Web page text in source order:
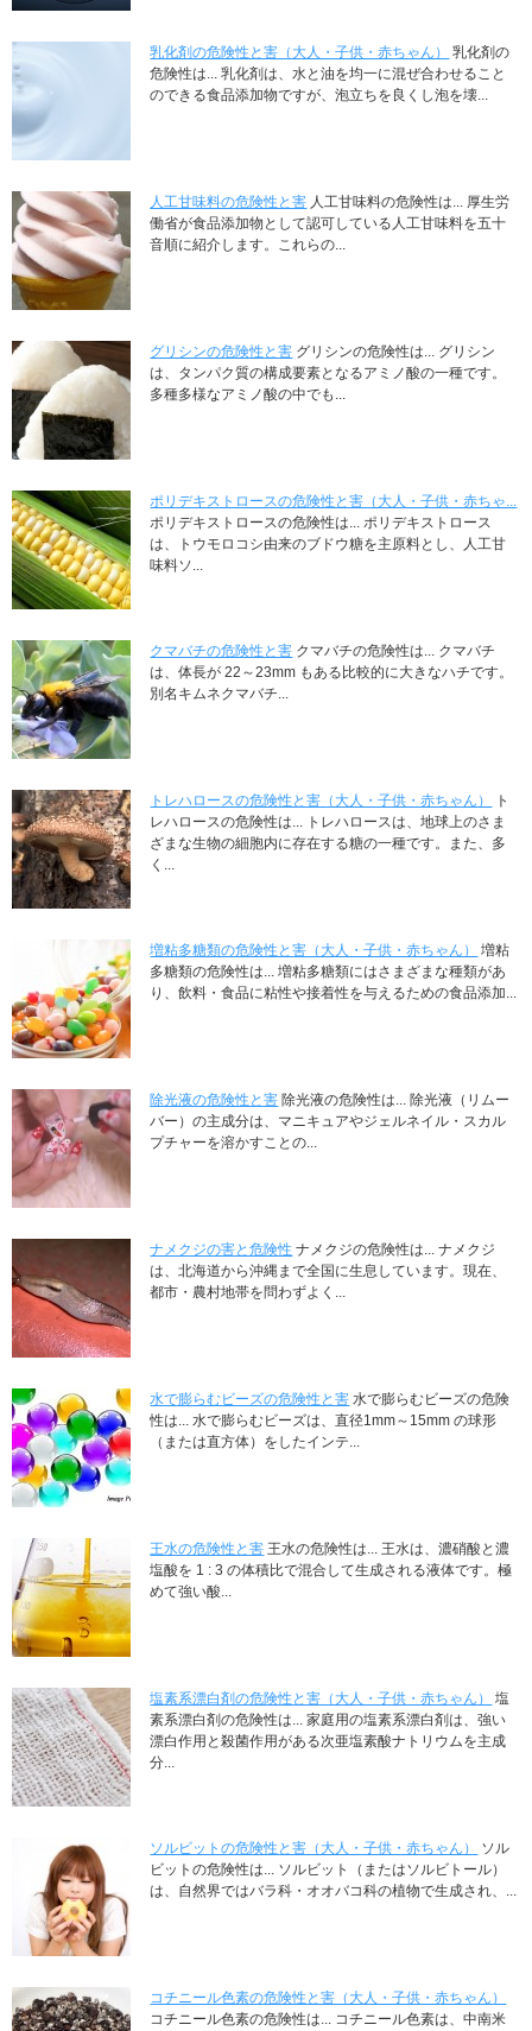
乳化剤の危険性と害（大人・子供・赤ちゃん）
乳化剤の
危険性は... 乳化剤は、水と油を均一に混ぜ合わせること
のできる食品添加物ですが、泡立ちを良くし泡を壊...
人工甘味料の危険性と害 人工甘味料の危険性は... 厚生労
働省が食品添加物として認可している人工甘味料を五十
音順に紹介します。これらの...
グリシンの危険性と害 グリシンの危険性は... グリシン
は、タンパク質の構成要素となるアミノ酸の一種です。
多種多様なアミノ酸の中でも...
ポリデキストロースの危険性と害（大人・子供・赤ちゃ...
ポリデキストロースの危険性は... ポリデキストロース
は、トウモロコシ由来のブドウ糖を主原料とし、人工甘
味料ソ...
クマバチの危険性と害 クマバチの危険性は... クマバチ
は、体長が 22～23mm もある比較的に大きなハチです。
別名キムネクマバチ...
トレハロースの危険性と害（大人・子供・赤ちゃん）
ト
レハロースの危険性は... トレハロースは、地球上のさま
ざまな生物の細胞内に存在する糖の一種です。また、多
く...
増粘多糖類の危険性と害（大人・子供・赤ちゃん）
増粘
多糖類の危険性は... 増粘多糖類にはさまざまな種類があ
り、飲料・食品に粘性や接着性を与えるための食品添加...
除光液の危険性と害 除光液の危険性は... 除光液（リムー
バー）の主成分は、マニキュアやジェルネイル・スカル
プチャーを溶かすことの...
ナメクジの害と危険性 ナメクジの危険性は... ナメクジ
は、北海道から沖縄まで全国に生息しています。現在、
都市・農村地帯を問わずよく...
水で膨らむビーズの危険性と害 水で膨らむビーズの危険
性は... 水で膨らむビーズは、直径1mm～15mm の球形
（または直方体）をしたインテ...
王水の危険性と害 王水の危険性は... 王水は、濃硝酸と濃
塩酸を 1 : 3 の体積比で混合して生成される液体です。極
めて強い酸...
塩素系漂白剤の危険性と害（大人・子供・赤ちゃん）
塩
素系漂白剤の危険性は... 家庭用の塩素系漂白剤は、強い
漂白作用と殺菌作用がある次亜塩素酸ナトリウムを主成
分...
ソルビットの危険性と害（大人・子供・赤ちゃん）
ソル
ビットの危険性は... ソルビット（またはソルビトール）
は、自然界ではバラ科・オオバコ科の植物で生成され、...
コチニール色素の危険性と害（大人・子供・赤ちゃん）
コチニール色素の危険性は... コチニール色素は、中南米